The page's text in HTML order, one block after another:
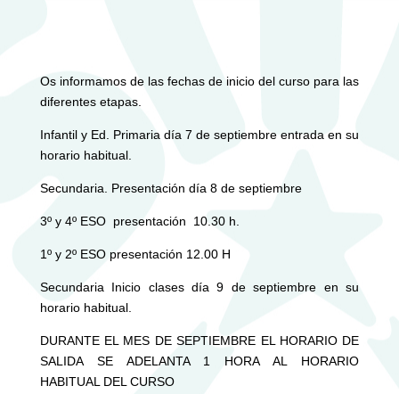
Os informamos de las fechas de inicio del curso para las
diferentes etapas.
Infantil y Ed. Primaria día 7 de septiembre entrada en su
horario habitual.
Secundaria. Presentación día 8 de septiembre
3º y 4º ESO presentación 10.30 h.
1º y 2º ESO presentación 12.00 H
Secundaria Inicio clases día 9 de septiembre en su
horario habitual.
DURANTE EL MES DE SEPTIEMBRE EL HORARIO DE
SALIDA SE ADELANTA 1 HORA AL HORARIO
HABITUAL DEL CURSO